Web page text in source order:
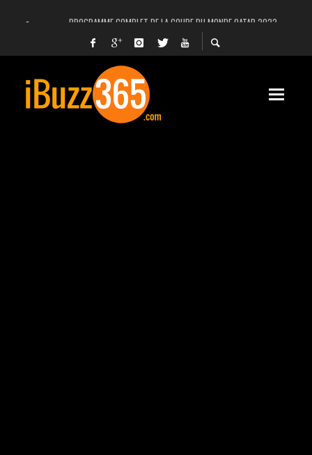
PROGRAMME COMPLET DE LA COUPE DU MONDE QATAR 2022
FACEBOOK, INSTAGRAM ET WHATSAPP HORS SERVICE! EST-CE UNE CYBER-
UNE VIDÉO 4K MONTRE LA PLANÈTE MARS EN ULTRA-HAUTE DÉFINITION
LANCEMENT DU PREMIER VOL HABITÉ DE SPACEX
DÉCÈS DE L’EX-PRÉSIDENT ZINE EL ABIDINE BEN ALI, SERA-T-IL ENTERRÉ EN